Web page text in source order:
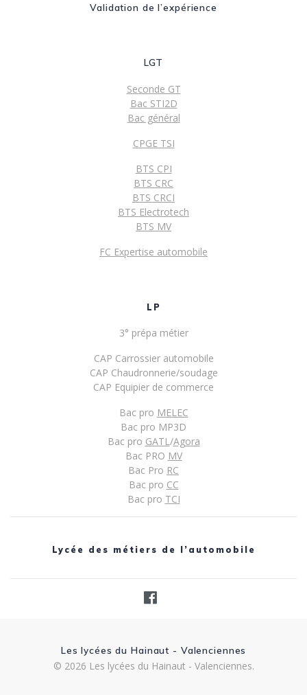
Validation de l’expérience
LGT
Seconde GT
Bac STI2D
Bac général
CPGE TSI
BTS CPI
BTS CRC
BTS CRCI
BTS Electrotech
BTS MV
FC Expertise automobile
LP
3° prépa métier
CAP Carrossier automobile
CAP Chaudronnerie/soudage
CAP Equipier de commerce
Bac pro MELEC
Bac pro MP3D
Bac pro GATL/Agora
Bac PRO MV
Bac Pro RC
Bac pro CC
Bac pro TCI
Lycée des métiers de l’automobile
Les lycées du Hainaut - Valenciennes
© 2026 Les lycées du Hainaut - Valenciennes.